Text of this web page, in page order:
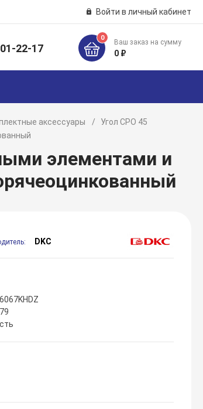
Войти в личный кабинет
22-17
0
Ваш заказ на сумму
0 ₽
аксессуары
Угол CPO 45
элементами и
DKC